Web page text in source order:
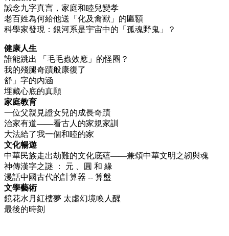
誠念九字真言，家庭和睦兒變孝
老百姓為何給他送「化及禽獸」的匾額
科學家發現：銀河系是宇宙中的「孤魂野鬼」？
健康人生
誰能跳出 「毛毛蟲效應」的怪圈？
我的殘腿奇蹟般康復了
舒」字的內涵
埋藏心底的真願
家庭教育
一位父親見證女兒的成長奇蹟
治家有道——看古人的家規家訓
大法給了我一個和睦的家
文化暢遊
中華民族走出劫難的文化底蘊——兼頌中華文明之韌與魂
神傳漢字之謎 ： 元 、圓 和 緣
漫話中國古代的計算器 -- 算盤
文學藝術
鏡花水月紅樓夢 太虛幻境喚人醒
最後的時刻